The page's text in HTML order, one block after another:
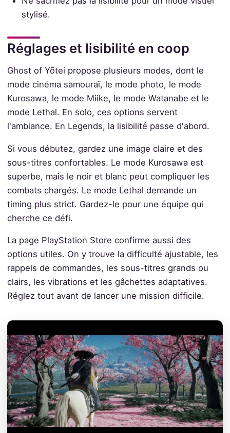
stylisé.
Réglages et lisibilité en coop
Ghost of Yōtei propose plusieurs modes, dont le
mode cinéma samouraï, le mode photo, le mode
Kurosawa, le mode Miike, le mode Watanabe et le
mode Lethal. En solo, ces options servent
l'ambiance. En Legends, la lisibilité passe d'abord.
Si vous débutez, gardez une image claire et des
sous-titres confortables. Le mode Kurosawa est
superbe, mais le noir et blanc peut compliquer les
combats chargés. Le mode Lethal demande un
timing plus strict. Gardez-le pour une équipe qui
cherche ce défi.
La page PlayStation Store confirme aussi des
options utiles. On y trouve la difficulté ajustable, les
rappels de commandes, les sous-titres grands ou
clairs, les vibrations et les gâchettes adaptatives.
Réglez tout avant de lancer une mission difficile.